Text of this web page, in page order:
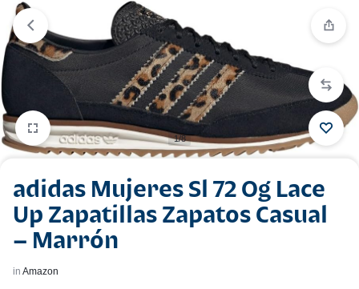
1/8
adidas Mujeres Sl 72 Og Lace
Up Zapatillas Zapatos Casual
– Marrón
in Amazon